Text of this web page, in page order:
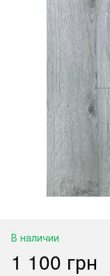
В наличии
1 100 грн